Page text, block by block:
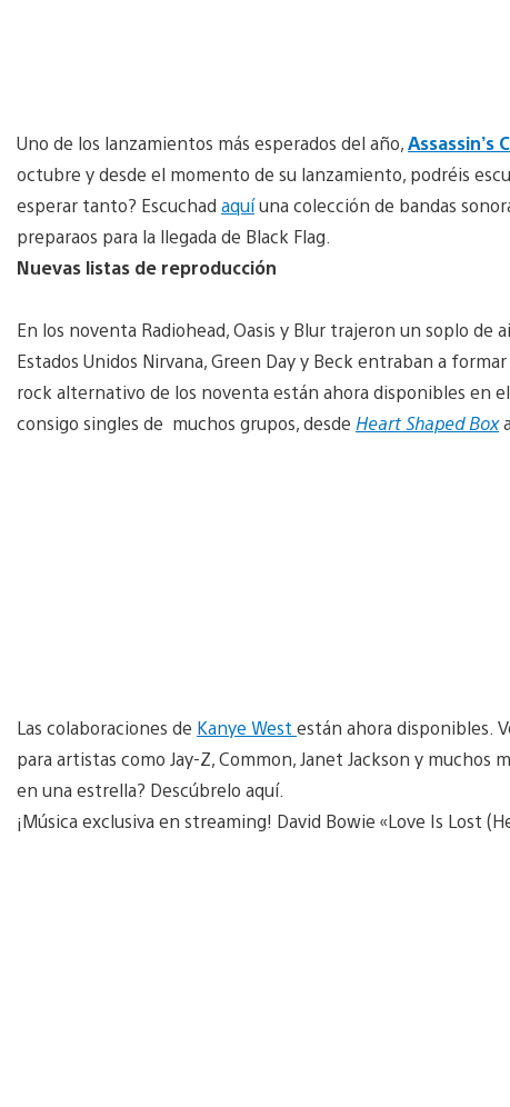
Uno de los lanzamientos más esperados del año,Assassin’s
octubre y desde el momento de su lanzamiento, podréis
esperar tanto? Escuchad aquíuna colección de bandas
preparaos para la llegada de Black Flag.
Nuevas listas de reproducción
En los noventa Radiohead, Oasis y Blur trajeron un soplo
Estados Unidos Nirvana, Green Day y Beck entraban a
rock alternativo de los noventa están ahora disponibles en
consigo singles de muchos grupos, desde Heart Shaped Boxa
Las colaboraciones de Kanye West están ahora disponibles.
para artistas como Jay-Z, Common, Janet Jackson y
en una estrella? Descúbrelo aquí.
¡Música exclusiva en streaming! David Bowie «Love Is Lost